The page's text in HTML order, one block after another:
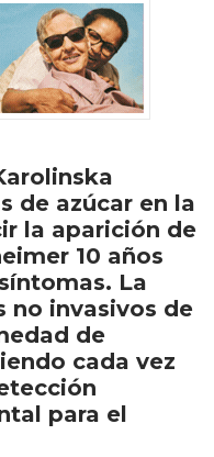
de azúcar en la
la aparición de
10 años
La
no invasivos de
de
cada vez
para el